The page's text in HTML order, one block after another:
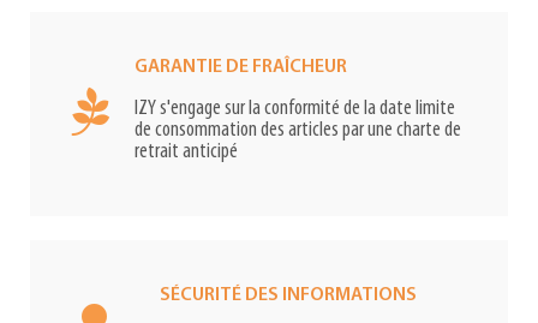
GARANTIE DE FRAÎCHEUR
IZY s'engage sur la conformité de la date limite
de consommation des articles par une charte de
retrait anticipé
SÉCURITÉ DES INFORMATIONS